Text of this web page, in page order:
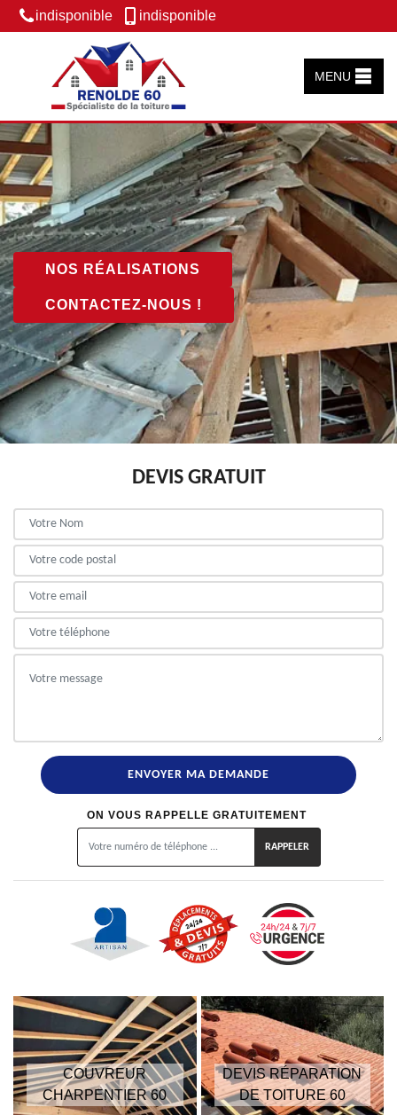
indisponible indisponible
MENU
NOS RÉALISATIONS
CONTACTEZ-NOUS !
DEVIS GRATUIT
ON VOUS RAPPELLE GRATUITEMENT
COUVREUR
CHARPENTIER 60
DEVIS RÉPARATION
DE TOITURE 60